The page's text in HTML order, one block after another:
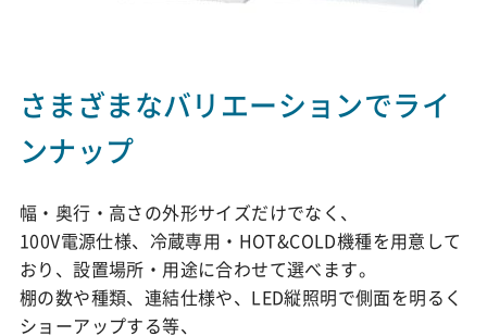
さまざまなバリエーションでライ
ンナップ
幅・奥行・高さの外形サイズだけでなく、
100V電源仕様、冷蔵専用・HOT&COLD機種を用意して
おり、設置場所・用途に合わせて選べます。
棚の数や種類、連結仕様や、LED縦照明で側面を明るく
ショーアップする等、